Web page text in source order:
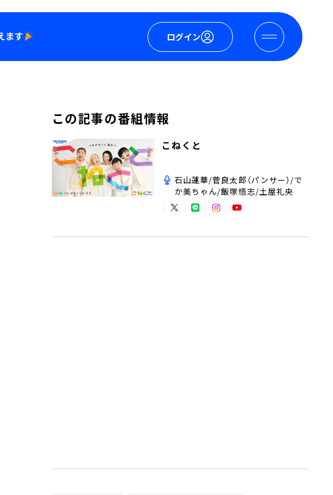
ログイン
この記事の番組情報
こねくと
石山蓮華/菅良太郎（パンサー）/で
か美ちゃん/飯塚悟志/土屋礼央